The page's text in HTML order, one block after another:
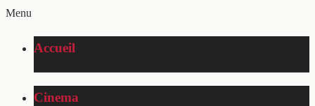
Menu
Accueil
Cinema